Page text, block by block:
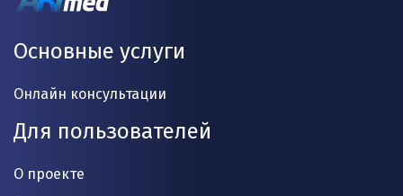
Основные услуги
Онлайн консультации
Для пользователей
О проекте